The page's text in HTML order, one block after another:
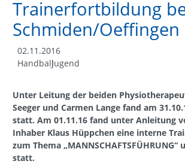
Trainerfortbildung
Schmiden/Oeffingen
02.11.2016
HandballJugend
Unter Leitung der beiden
Seeger und Carmen Lange fand am
statt. Am 01.11.16 fand unter Anleitung
Inhaber Klaus Hüppchen eine interne
zum Thema „MANNSCHAFTSFÜHRUNG“
statt.